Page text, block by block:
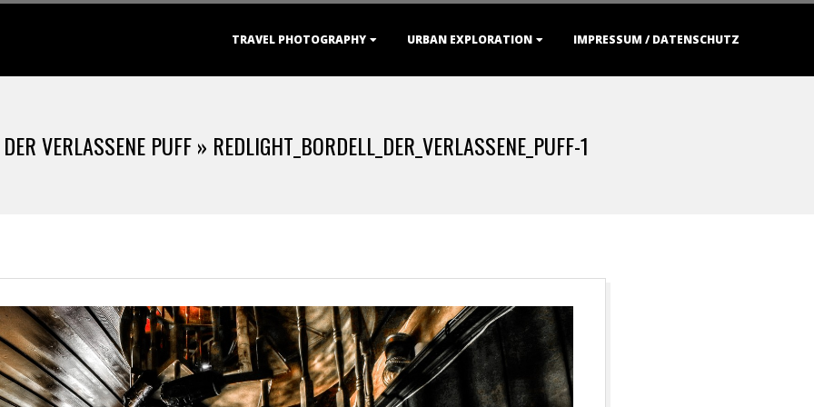
Menu
TRAVEL PHOTOGRAPHY URBAN EXPLORATION IMPRESSUM / DATENSCHUTZ
VERLASSENE PUFF » REDLIGHT_BORDELL_DER_VERLASSENE_PUFF-1